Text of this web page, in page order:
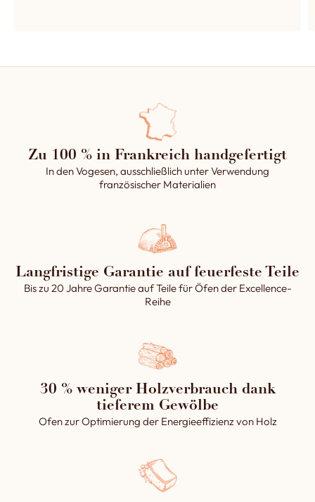
Zu 100 % in Frankreich handgefertigt
In den Vogesen, ausschließlich unter Verwendung
französischer Materialien
Langfristige Garantie auf feuerfeste Teile
Bis zu 20 Jahre Garantie auf Teile für Öfen der Excellence-
Reihe
30 % weniger Holzverbrauch dank
tieferem Gewölbe
Ofen zur Optimierung der Energieeffizienz von Holz